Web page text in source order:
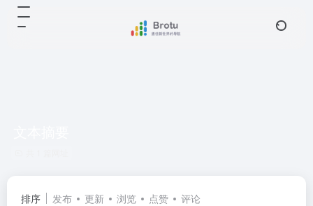
排序 发布 更新 浏览 点赞 评论